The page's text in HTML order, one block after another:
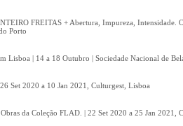
FREITAS + Abertura, Impureza, Intensidade.
Porto
Lisboa | 14 a 18 Outubro | Sociedade Nacional de
Set 2020 a 10 Jan 2021, Culturgest, Lisboa
da Coleção FLAD. | 22 Set 2020 a 25 Jan